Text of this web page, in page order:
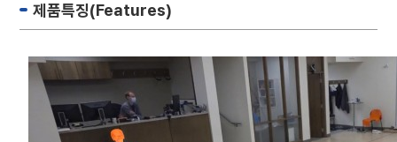
제품특징(Features)